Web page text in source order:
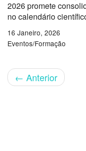
2026 promete
no calendário
16 Janeiro, 2026
Eventos/Formação
← Anterior